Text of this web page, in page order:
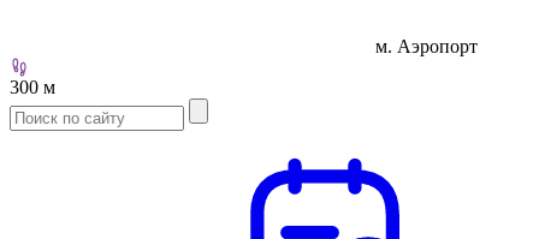
м. Аэропорт
300 м